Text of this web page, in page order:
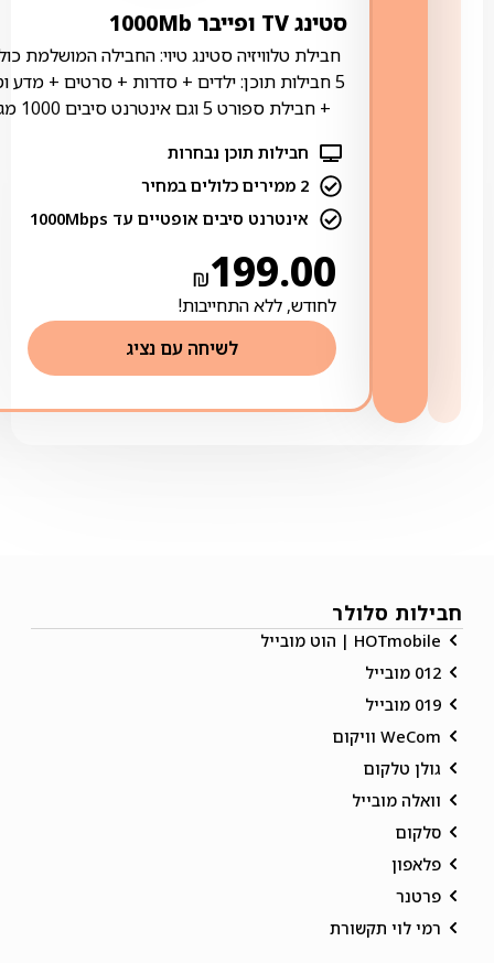
סטינג TV ופייבר 1000Mb
חבילת טלוויזיה סטינג טיוי: החבילה המושלמת
5 חבילות תוכן: ילדים + סדרות + סרטים + מדע
+ חבילת ספורט 5 וגם אינטרנט סיבים 1000 מגה
חבילות תוכן נבחרות
2 ממירים כלולים במחיר
אינטרנט סיבים אופטיים עד 1000Mbps
₪199.00
לחודש, ללא התחייבות!
לשיחה עם נציג
חבילות סלולר
HOTmobile | הוט מובייל
012 מובייל
019 מובייל
WeCom וויקום
גולן טלקום
וואלה מובייל
סלקום
פלאפון
פרטנר
רמי לוי תקשורת